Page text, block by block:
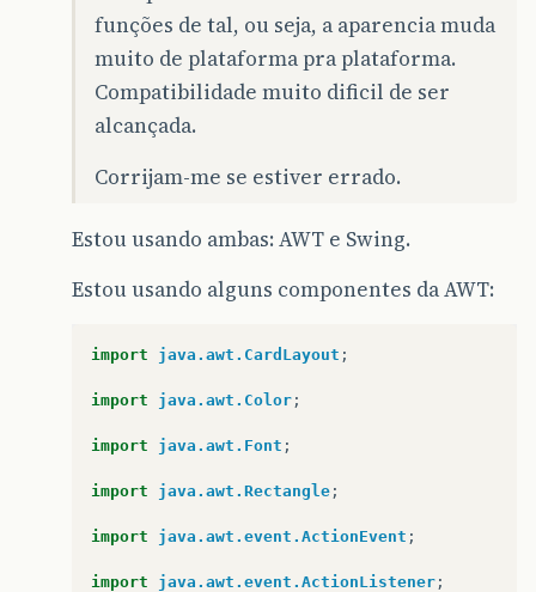
funções de tal, ou seja, a aparencia muda
muito de plataforma pra plataforma.
Compatibilidade muito dificil de ser
alcançada.
Corrijam-me se estiver errado.
Estou usando ambas: AWT e Swing.
Estou usando alguns componentes da AWT:
import java.awt.CardLayout ;
import java.awt.Color ;
import java.awt.Font ;
import java.awt.Rectangle ;
import java.awt.event.ActionEvent ;
import java.awt.event.ActionListener ;